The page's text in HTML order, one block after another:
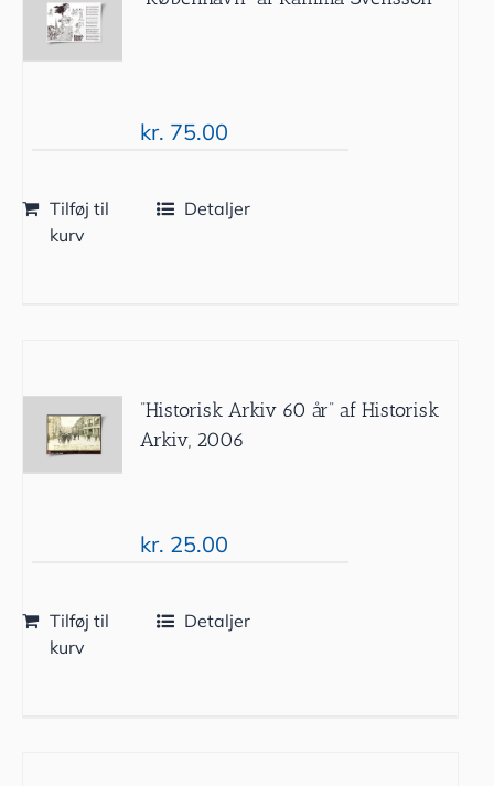
kr. 75.00
Tilføj til
kurv
Detaljer
”Historisk Arkiv 60 år” af Historisk
Arkiv, 2006
kr. 25.00
Tilføj til
kurv
Detaljer